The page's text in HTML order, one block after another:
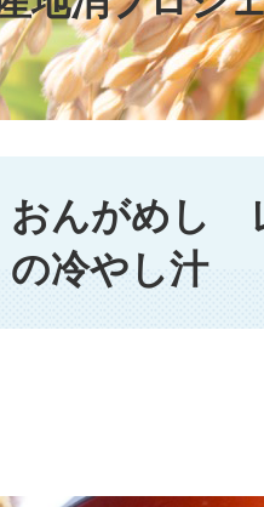
おんがめし
の冷やし汁